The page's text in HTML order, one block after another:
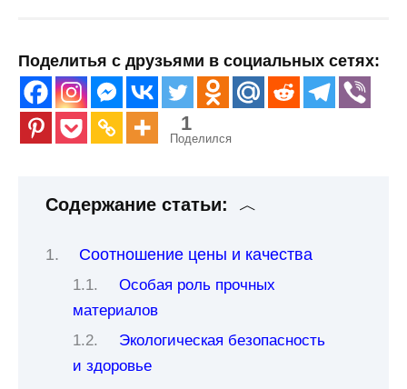
Поделитья с друзьями в социальных сетях:
1
Поделился
Содержание статьи:
Соотношение цены и качества
Особая роль прочных
материалов
Экологическая безопасность
и здоровье